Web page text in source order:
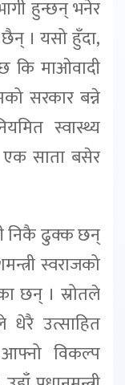
हुन्छन् भनेर
। यसो हुँदा,
कि माओवादी
सरकार बन्ने
स्वास्थ्य
साता बसेर
निकै ढुक्क छन्
स्वराजको
छन् । स्रोतले
धेरै उत्साहित
आफ्नो विकल्प